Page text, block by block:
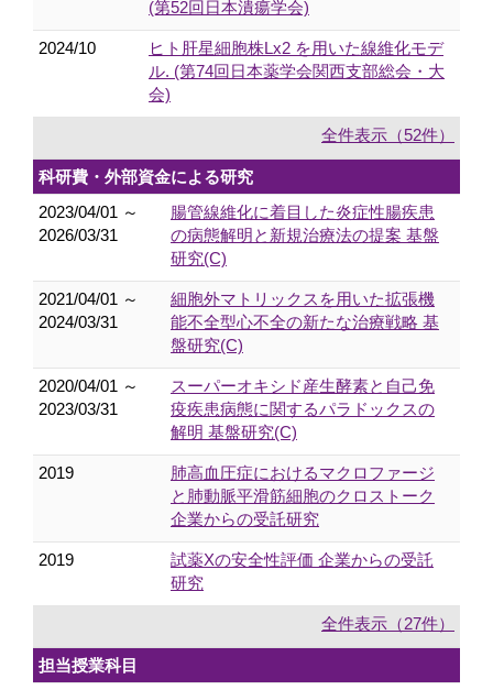
(第52回日本潰瘍学会)
2024/10
ヒト肝星細胞株Lx2 を用いた線維化モデ
ル. (第74回日本薬学会関西支部総会・大
会)
全件表示（52件）
科研費・外部資金による研究
2023/04/01 ～
2026/03/31
腸管線維化に着目した炎症性腸疾患
の病態解明と新規治療法の提案 基盤
研究(C)
2021/04/01 ～
2024/03/31
細胞外マトリックスを用いた拡張機
能不全型心不全の新たな治療戦略 基
盤研究(C)
2020/04/01 ～
2023/03/31
スーパーオキシド産生酵素と自己免
疫疾患病態に関するパラドックスの
解明 基盤研究(C)
2019
肺高血圧症におけるマクロファージ
と肺動脈平滑筋細胞のクロストーク
企業からの受託研究
2019
試薬Xの安全性評価 企業からの受託
研究
全件表示（27件）
担当授業科目